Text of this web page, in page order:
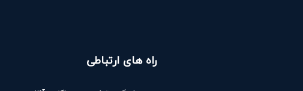
راه های ارتباطی